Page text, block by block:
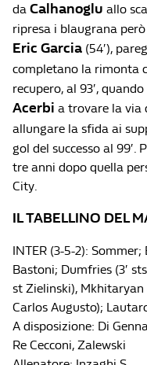
da Calhanoglu allo
ripresa i blaugrana
Eric Garcia (54′),
completano la rimonta
recupero, al 93′,
Acerbi a trovare la via
allungare la sfida ai
gol del successo al 99′.
tre anni dopo quella
City.
IL TABELLINO DEL
INTER (3-5-2): Sommer;
Bastoni; Dumfries (3′
st Zielinski), Mkhitaryan
Carlos Augusto);
A disposizione: Di
Re Cecconi, Zalewski